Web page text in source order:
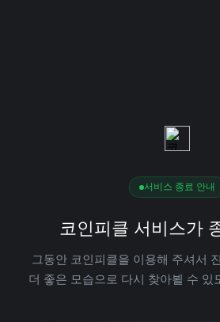
서비스 종료 안내
코인피클 서비스가
그동안 코인피클을 이용해 주셔서
더 좋은 모습으로 다시 찾아뵐 수 있